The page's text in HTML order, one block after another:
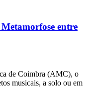
entre
de Coimbra (AMC), o
musicais, a solo ou em